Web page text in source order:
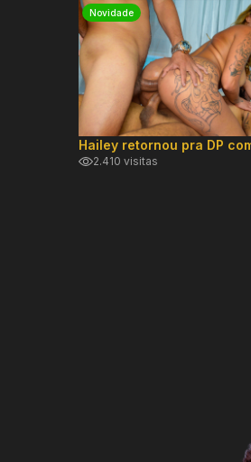
Novidade
2.410 visitas